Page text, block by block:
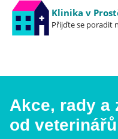
Klinika v
Přijďte se poradit
Akce, rady a
od veterinářů